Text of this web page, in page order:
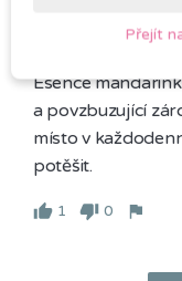
Mandarinka
Esence
a povzbuzující
místo v
potěšit.
1 0
Přejít